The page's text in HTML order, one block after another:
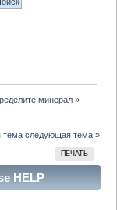
минерал»
тема следующая тема »
ПЕЧАТЬ
HELP